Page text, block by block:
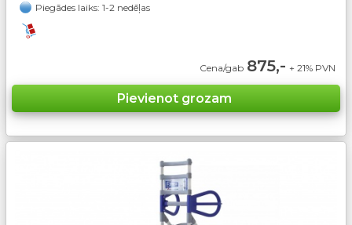
Piegādes laiks: 1-2 nedēļas
Cena/gab 875,- + 21% PVN